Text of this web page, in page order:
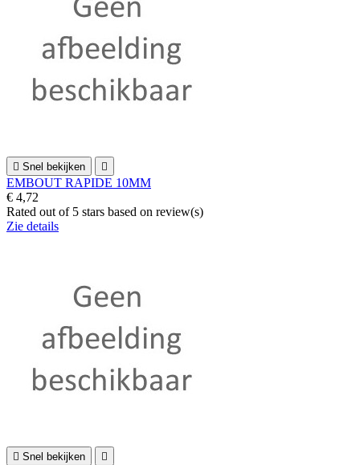
 Snel bekijken 
EMBOUT RAPIDE 10MM
€ 4,72
Rated out of 5 stars based on review(s)
Zie details
 Snel bekijken 